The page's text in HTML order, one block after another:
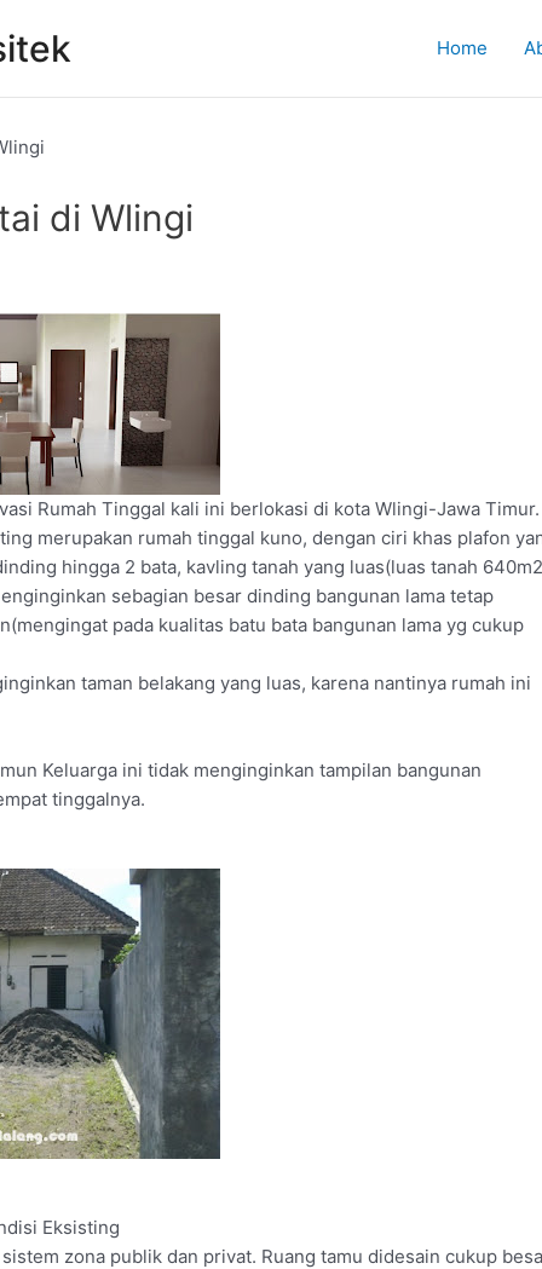
Home
di Wlingi
Rumah Tinggal kali ini berlokasi di kota Wlingi-Jawa Timur.
merupakan rumah tinggal kuno, dengan ciri khas plafon
hingga 2 bata, kavling tanah yang luas(luas tanah
sebagian besar dinding bangunan lama tetap
pada kualitas batu bata bangunan lama yg cukup
taman belakang yang luas, karena nantinya rumah ini
Keluarga ini tidak menginginkan tampilan bangunan
tinggalnya.
Eksisting
zona publik dan privat. Ruang tamu didesain cukup